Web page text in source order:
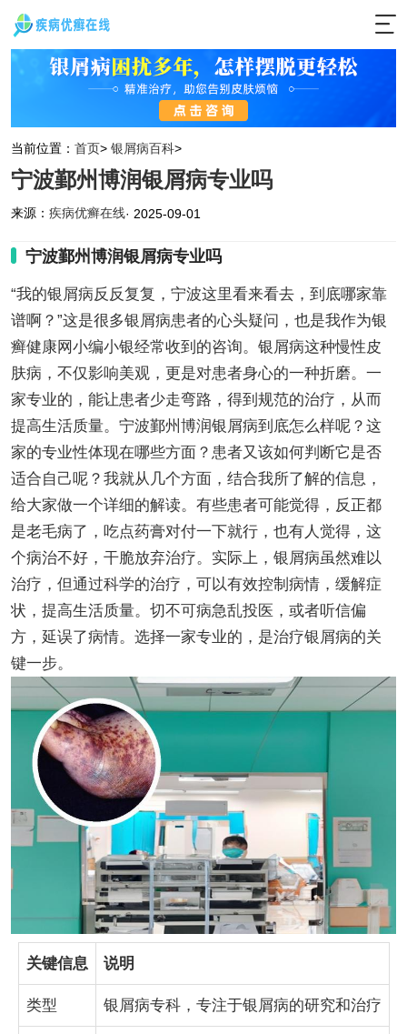
当前位置： 首页> 银屑病百科>
宁波鄞州博润银屑病专业吗
来源： 疾病优癣在线· 2025-09-01
宁波鄞州博润银屑病专业吗
“我的银屑病反反复复，宁波这里看来看去，到底哪家靠
谱啊？”这是很多银屑病患者的心头疑问，也是我作为银
癣健康网小编小银经常收到的咨询。银屑病这种慢性皮
肤病，不仅影响美观，更是对患者身心的一种折磨。一
家专业的，能让患者少走弯路，得到规范的治疗，从而
提高生活质量。宁波鄞州博润银屑病到底怎么样呢？这
家的专业性体现在哪些方面？患者又该如何判断它是否
适合自己呢？我就从几个方面，结合我所了解的信息，
给大家做一个详细的解读。有些患者可能觉得，反正都
是老毛病了，吃点药膏对付一下就行，也有人觉得，这
个病治不好，干脆放弃治疗。实际上，银屑病虽然难以
治疗，但通过科学的治疗，可以有效控制病情，缓解症
状，提高生活质量。切不可病急乱投医，或者听信偏
方，延误了病情。选择一家专业的，是治疗银屑病的关
键一步。
关键信息 说明
类型 银屑病专科，专注于银屑病的研究和治疗